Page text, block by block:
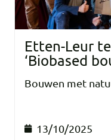
Etten-Leur
‘Biobased
Bouwen met
13/10/2025